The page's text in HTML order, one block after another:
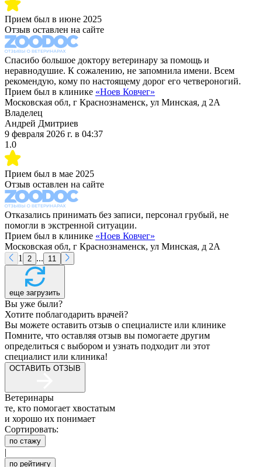
Прием был в июне 2025
Отзыв оставлен на сайте
Спасибо большое доктору ветеринару за помощь и
неравнодушие. К сожалению, не запомнила имени. Всем
рекомендую, кому по настоящему дорог его четвероногий.
Прием был в клинике «Ноев Ковчег»
Московская обл, г Краснознаменск, ул Минская, д 2А
Владелец
Андрей Дмитриев
9 февраля 2026 г. в 04:37
1.0
Прием был в мае 2025
Отзыв оставлен на сайте
Отказались принимать без записи, персонал грубый, не
помогли в экстренной ситуации.
Прием был в клинике «Ноев Ковчег»
Московская обл, г Краснознаменск, ул Минская, д 2А
1
2 ... 11
еще загрузить
Вы уже были?
Хотите поблагодарить врачей?
Вы можете оставить отзыв о специалисте или клинике
Помните, что оставляя отзыв вы помогаете другим
определиться с выбором и узнать подходит ли этот
специалист или клиника!
ОСТАВИТЬ ОТЗЫВ
Ветеринары
те, кто помогает хвостатым
и хорошо их понимает
Сортировать:
по стажу
|
по рейтингу